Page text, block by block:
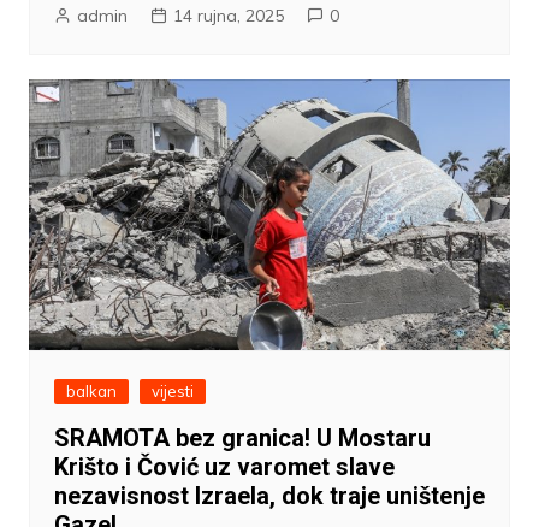
admin 14 rujna, 2025 0
balkan vijesti
SRAMOTA bez granica! U Mostaru
Krišto i Čović uz varomet slave
nezavisnost Izraela, dok traje uništenje